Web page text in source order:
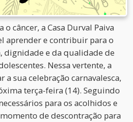
câncer, a Casa Durval Paiva
aprender e contribuir para o
dignidade e da qualidade de
Nessa vertente, a
sua celebração carnavalesca,
terça-feira (14). Seguindo
para os acolhidos e
de descontração para